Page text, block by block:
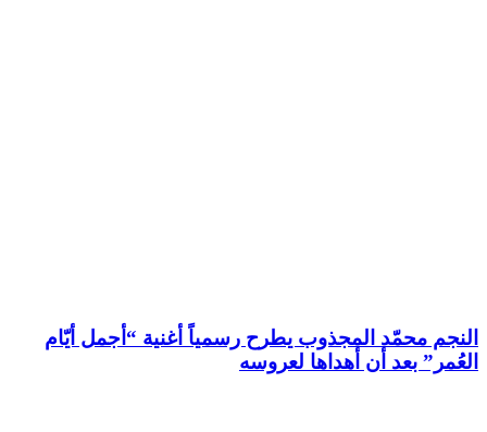
النجم محمّد المجذوب يطرح رسمياً أغنية “أجمل أيّام
العُمر” بعد أن أهداها لعروسه